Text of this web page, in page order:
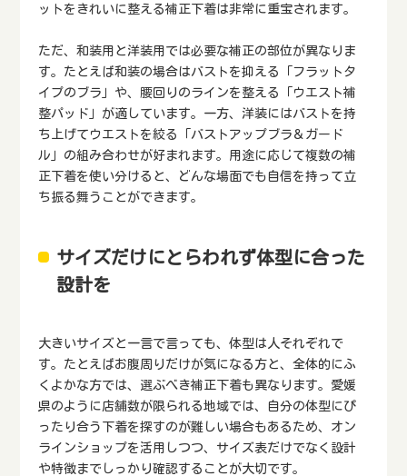
ットをきれいに整える補正下着は非常に重宝されます。
ただ、和装用と洋装用では必要な補正の部位が異なりま
す。たとえば和装の場合はバストを抑える「フラットタ
イプのブラ」や、腰回りのラインを整える「ウエスト補
整パッド」が適しています。一方、洋装にはバストを持
ち上げてウエストを絞る「バストアップブラ＆ガード
ル」の組み合わせが好まれます。用途に応じて複数の補
正下着を使い分けると、どんな場面でも自信を持って立
ち振る舞うことができます。
サイズだけにとらわれず体型に合った
設計を
大きいサイズと一言で言っても、体型は人それぞれで
す。たとえばお腹周りだけが気になる方と、全体的にふ
くよかな方では、選ぶべき補正下着も異なります。愛媛
県のように店舗数が限られる地域では、自分の体型にぴ
ったり合う下着を探すのが難しい場合もあるため、オン
ラインショップを活用しつつ、サイズ表だけでなく設計
や特徴までしっかり確認することが大切です。